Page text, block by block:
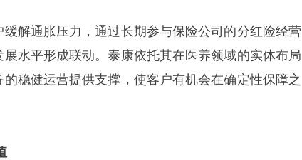
解通胀压力，通过长期参与保险公司的分红险经营
水平形成联动。泰康依托其在医养领域的实体布局
稳健运营提供支撑，使客户有机会在确定性保障之